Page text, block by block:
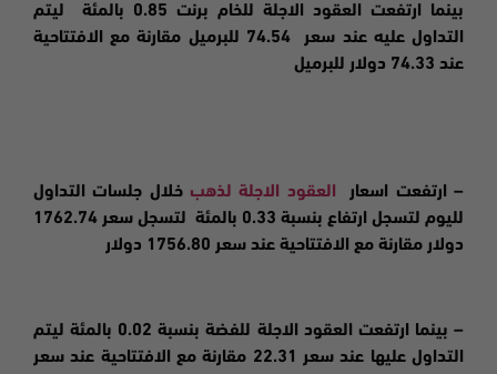
بينما ارتفعت
العقود الاجلة للخام برنت 0.85 بالمئة ليتم
التداول عليه عند سعر 74.54 للبرميل مقارنة مع الافتتاحية
عند 74.33 دولار للبرميل
– ارتفعت اسعار العقود الاجلة لذهب خلال جلسات التداول
لليوم لتسجل ارتفاع بنسبة 0.33 بالمئة لتسجل سعر 1762.74
دولار مقارنة مع الافتتاحية عند سعر 1756.80 دولار
– بينما ارتفعت العقود الاجلة للفضة بنسبة 0.02 بالمئة ليتم
التداول عليها عند سعر 22.31 مقارنة مع الافتتاحية عند سعر